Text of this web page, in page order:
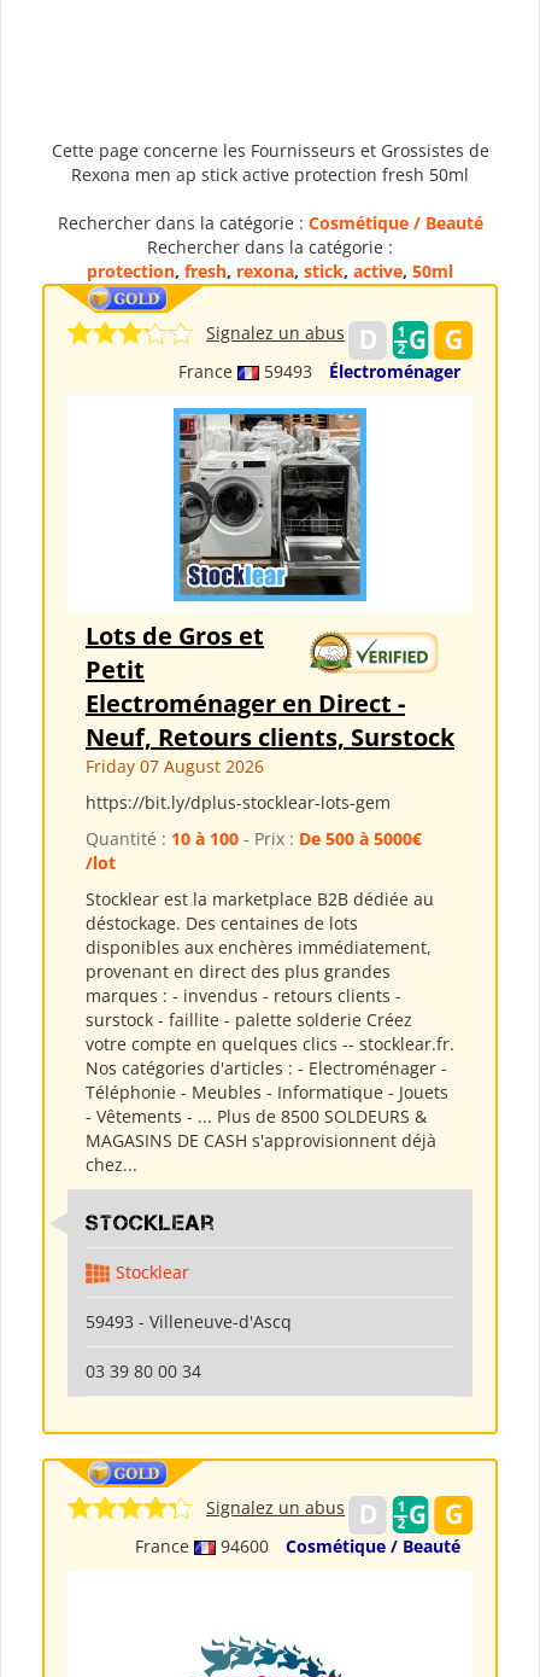
Cette page concerne les Fournisseurs et Grossistes de
Rexona men ap stick active protection fresh 50ml
Rechercher dans la catégorie : Cosmétique / Beauté
Rechercher dans la catégorie :
protection, fresh, rexona, stick, active, 50ml
France 59493 Électroménager
Signalez un abus
Lots de Gros et
Petit
Electroménager en Direct -
Neuf, Retours clients, Surstock
Friday 07 August 2026
https://bit.ly/dplus-stocklear-lots-gem
Quantité : 10 à 100 - Prix : De 500 à 5000€
/lot
Stocklear est la marketplace B2B dédiée au
déstockage. Des centaines de lots
disponibles aux enchères immédiatement,
provenant en direct des plus grandes
marques : - invendus - retours clients -
surstock - faillite - palette solderie Créez
votre compte en quelques clics -- stocklear.fr.
Nos catégories d'articles : - Electroménager -
Téléphonie - Meubles - Informatique - Jouets
- Vêtements - ... Plus de 8500 SOLDEURS &
MAGASINS DE CASH s'approvisionnent déjà
chez...
Stocklear
Stocklear
59493 - Villeneuve-d'Ascq
03 39 80 00 34
France 94600 Cosmétique / Beauté
Signalez un abus